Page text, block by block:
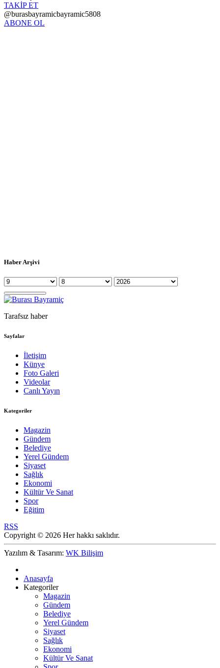
TAKİP ET
@burasbayramicbayramic5808
ABONE OL
Haber Arşivi
Tarafsız haber
Sayfalar
İletişim
Künye
Foto Galeri
Videolar
Canlı Yayın
Kategoriler
Magazin
Gündem
Belediye
Yerel Gündem
Siyaset
Sağlık
Ekonomi
Kültür Ve Sanat
Spor
Eğitim
RSS
Copyright © 2026 Her hakkı saklıdır.
Yazılım & Tasarım: WK Bilişim
Anasayfa
Kategoriler
Magazin
Gündem
Belediye
Yerel Gündem
Siyaset
Sağlık
Ekonomi
Kültür Ve Sanat